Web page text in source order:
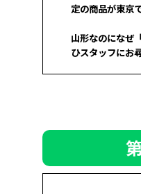
定の商品が東京
山形なのになぜ
ひスタッフにお